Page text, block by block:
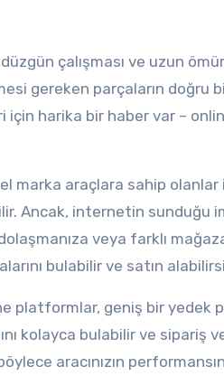
çalışması ve uzun
gereken parçaların doğru
için harika bir haber var –
marka araçlara sahip
Ancak, internetin
veya farklı
bulabilir ve satın
platformlar, geniş bir
kolayca bulabilir ve
aracınızın